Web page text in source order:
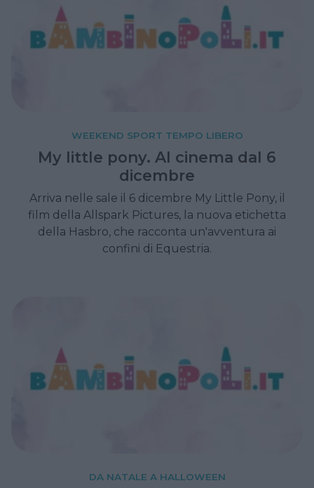
WEEKEND SPORT TEMPO LIBERO
My little pony. Al cinema dal 6
dicembre
Arriva nelle sale il 6 dicembre My Little Pony, il
film della Allspark Pictures, la nuova etichetta
della Hasbro, che racconta un'avventura ai
confini di Equestria.
DA NATALE A HALLOWEEN